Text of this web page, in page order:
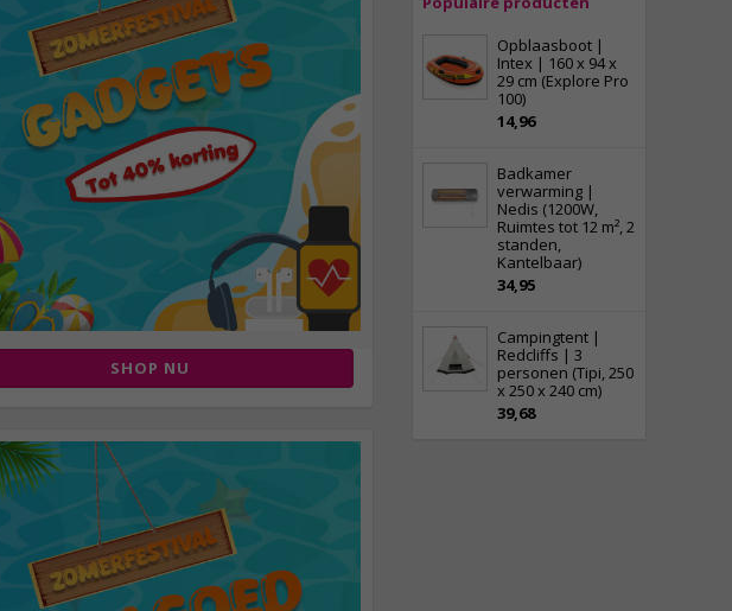
Opblaasboot |
Intex | 160 x 94 x
29 cm (Explore Pro
100)
14,96
Badkamer
verwarming |
Nedis (1200W,
Ruimtes tot 12 m², 2
standen,
Kantelbaar)
34,95
Campingtent |
Redcliffs | 3
personen (Tipi, 250
x 250 x 240 cm)
39,68
SHOP NU